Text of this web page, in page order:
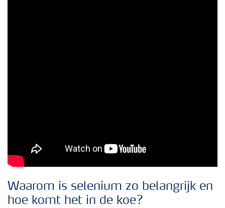
Waarom is selenium zo belangrijk en
hoe komt het in de koe?